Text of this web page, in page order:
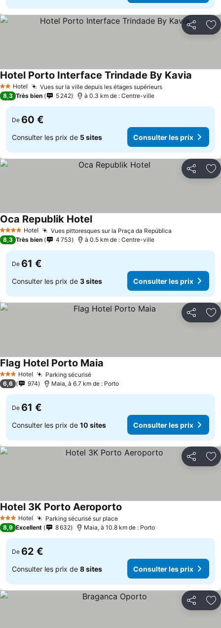
Partager
2 Étoiles
Hotel Vues sur la ville depuis les étages supérieursConsulter les
Hotel Porto Interface Trindade By Kavia
8,3 Très bien 5 242 à 0.3 km de : Centre-ville
De 60 €
Consulter les prix de 5 sites Consulter les prix
Partager
4 Étoiles Hotel Vues pittoresques sur la Praça da República
Oca Republik HotelConsulter les prix
8,3 Très bien 4 753 à 0.5 km de : Centre-ville
De 61 €
Consulter les prix de 3 sites Consulter les prix
Partager
3 ÉtoilesHotel Parking sécuriséConsulter les prix
Flag Hotel Porto Maia
6,6 974 Maia, à 6.7 km de : Porto
De 61 €
Consulter les prix de 10 sites Consulter les prix
Partager
3 ÉtoilesHotel Parking sécurisé sur placeConsulter les prix
Hotel 3K Porto Aeroporto
8,9 Excellent 8 632 Maia, à 10.8 km de : Porto
De 62 €
Consulter les prix de 8 sites Consulter les prix
Partager